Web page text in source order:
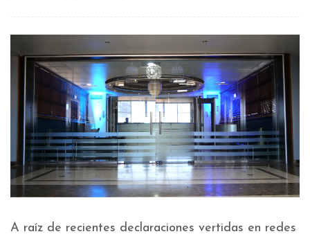
A raíz de recientes declaraciones vertidas en redes